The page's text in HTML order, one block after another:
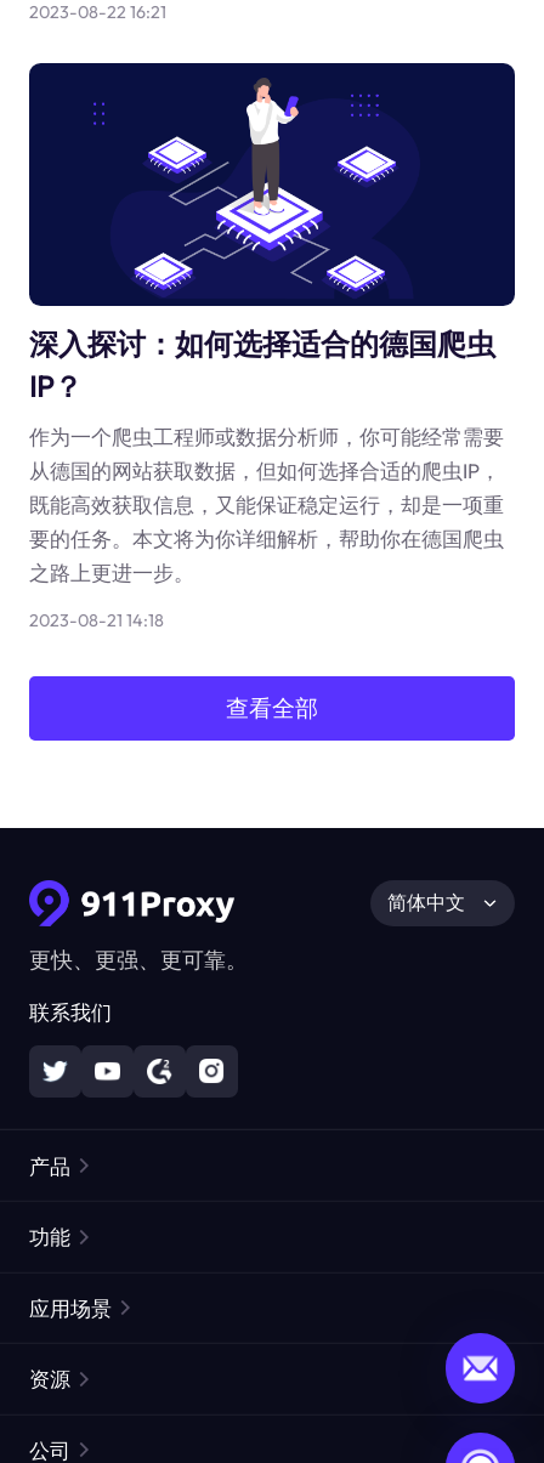
2023-08-22 16:21
深入探讨：如何选择适合的德国爬虫
IP？
作为一个爬虫工程师或数据分析师，你可能经常需要
从德国的网站获取数据，但如何选择合适的爬虫IP，
既能高效获取信息，又能保证稳定运行，却是一项重
要的任务。本文将为你详细解析，帮助你在德国爬虫
之路上更进一步。
2023-08-21 14:18
查看全部
更快、更强、更可靠。
联系我们
简体中文
产品
静态住宅代理
网页抓取 API
功能
ISP代理
应用场景
市场研究
资源
公司